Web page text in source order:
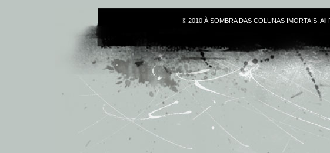
© 2010 À SOMBRA DAS COLUNAS IMORTAIS.